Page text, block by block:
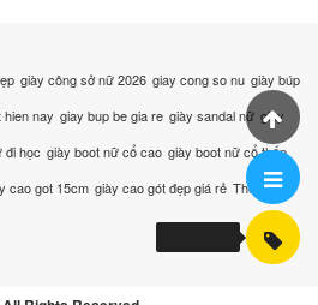
giày công sở nữ 2026 giay cong so nu giày búp
hien nay giay bup be gia re giày sandal nữ giày
đi học giày boot nữ cổ cao giày boot nữ cổ thấp
cao got 15cm giày cao gót đẹp giá rẻ Thời trang